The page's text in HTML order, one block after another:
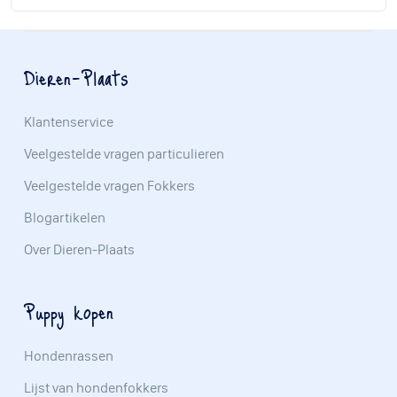
Dieren-Plaats
Klantenservice
Veelgestelde vragen particulieren
Veelgestelde vragen Fokkers
Blogartikelen
Over Dieren-Plaats
Puppy kopen
Hondenrassen
Lijst van hondenfokkers